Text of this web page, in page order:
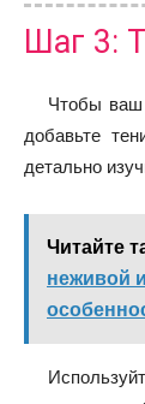
Шаг 3:
Чтобы ваш
добавьте
детально
Читайте
неживой